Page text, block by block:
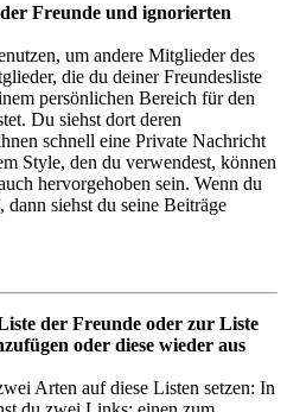
Freunde und ignorierten
um andere Mitglieder des
die du deiner Freundesliste
persönlichen Bereich für den
Du siehst dort deren
schnell eine Private Nachricht
Style, den du verwendest, können
hervorgehoben sein. Wenn du
siehst du seine Beiträge
der Freunde oder zur Liste
oder diese wieder aus
Arten auf diese Listen setzen: In